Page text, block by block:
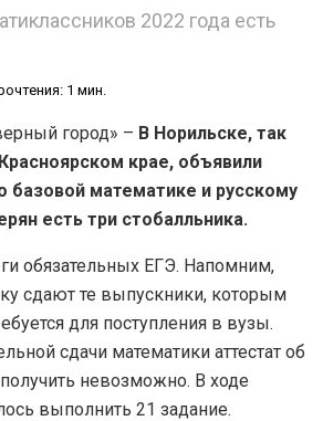
2022 года есть
1 мин.
город» – В Норильске, так
крае, объявили
базовой математике и русскому
есть три стобалльника.
обязательных ЕГЭ. Напомним,
сдают те выпускники, которым
для поступления в вузы.
сдачи математики аттестат об
невозможно. В ходе
выполнить 21 задание.